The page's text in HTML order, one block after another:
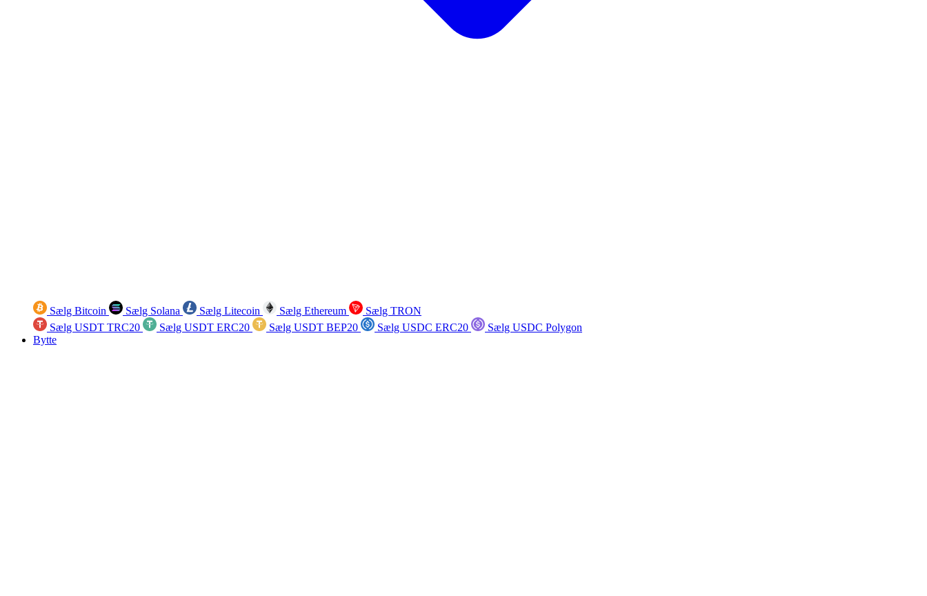
Sælg Bitcoin Sælg Solana Sælg Litecoin Sælg Ethereum
Sælg TRON
Sælg USDT TRC20
Sælg USDT ERC20 Sælg USDT BEP20 Sælg USDC ERC20
Sælg USDC Polygon
Bytte